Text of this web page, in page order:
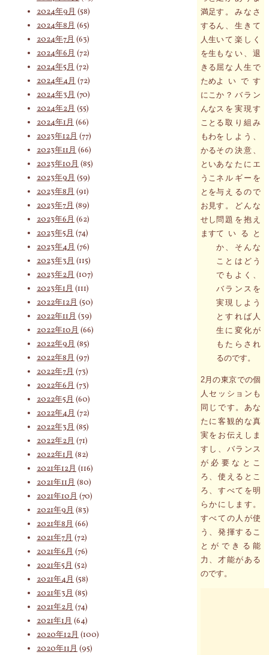
満足
する
人生
を生
きる
ため
にこ
んな
こと
もわ
かる
とい
うこ
とを
お見
せし
ます
す。みなさ
ん、生きて
いて楽しく
もない、退
屈な人生で
よいです
か？バラン
スを実現す
る取り組み
をしよう、
その決意、
あなたにエ
ネルギーを
与えるので
す。どんな
問題を抱え
ていると
か、そんな
ことはどう
でもよく、
バランスを
実現しよう
とすれば人
生に変化が
もたらされ
るのです。
2月の東京での個
人セッションも
同じです。あな
たに客観的な真
実をお伝えしま
すし、バランス
が必要なとこ
ろ、使えるとこ
ろ、すべてを明
らかにします。
すべての人が使
う、発揮するこ
とができる能
力、才能がある
のです。
2024年9月 (58)
2024年8月 (65)
2024年7月 (63)
2024年6月 (72)
2024年5月 (72)
2024年4月 (72)
2024年3月 (70)
2024年2月 (55)
2024年1月 (66)
2023年12月 (77)
2023年11月 (66)
2023年10月 (85)
2023年9月 (59)
2023年8月 (91)
2023年7月 (89)
2023年6月 (62)
2023年5月 (74)
2023年4月 (76)
2023年3月 (115)
2023年2月 (107)
2023年1月 (111)
2022年12月 (50)
2022年11月 (39)
2022年10月 (66)
2022年9月 (85)
2022年8月 (97)
2022年7月 (73)
2022年6月 (73)
2022年5月 (60)
2022年4月 (72)
2022年3月 (85)
2022年2月 (71)
2022年1月 (82)
2021年12月 (116)
2021年11月 (80)
2021年10月 (70)
2021年9月 (83)
2021年8月 (66)
2021年7月 (72)
2021年6月 (76)
2021年5月 (52)
2021年4月 (58)
2021年3月 (85)
2021年2月 (74)
2021年1月 (64)
2020年12月 (100)
2020年11月 (95)